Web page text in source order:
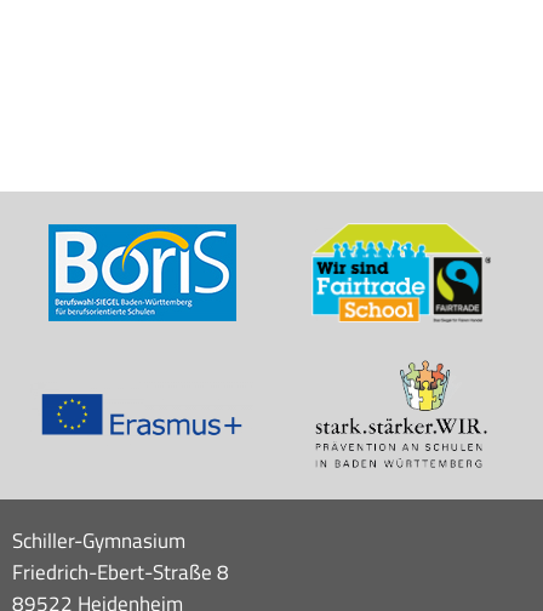
Schiller-Gymnasium
Friedrich-Ebert-Straße 8
89522 Heidenheim